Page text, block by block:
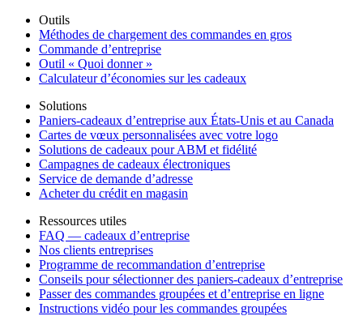
Outils
Méthodes de chargement des commandes en gros
Commande d’entreprise
Outil « Quoi donner »
Calculateur d’économies sur les cadeaux
Solutions
Paniers-cadeaux d’entreprise aux États-Unis et au Canada
Cartes de vœux personnalisées avec votre logo
Solutions de cadeaux pour ABM et fidélité
Campagnes de cadeaux électroniques
Service de demande d’adresse
Acheter du crédit en magasin
Ressources utiles
FAQ — cadeaux d’entreprise
Nos clients entreprises
Programme de recommandation d’entreprise
Conseils pour sélectionner des paniers-cadeaux d’entreprise
Passer des commandes groupées et d’entreprise en ligne
Instructions vidéo pour les commandes groupées